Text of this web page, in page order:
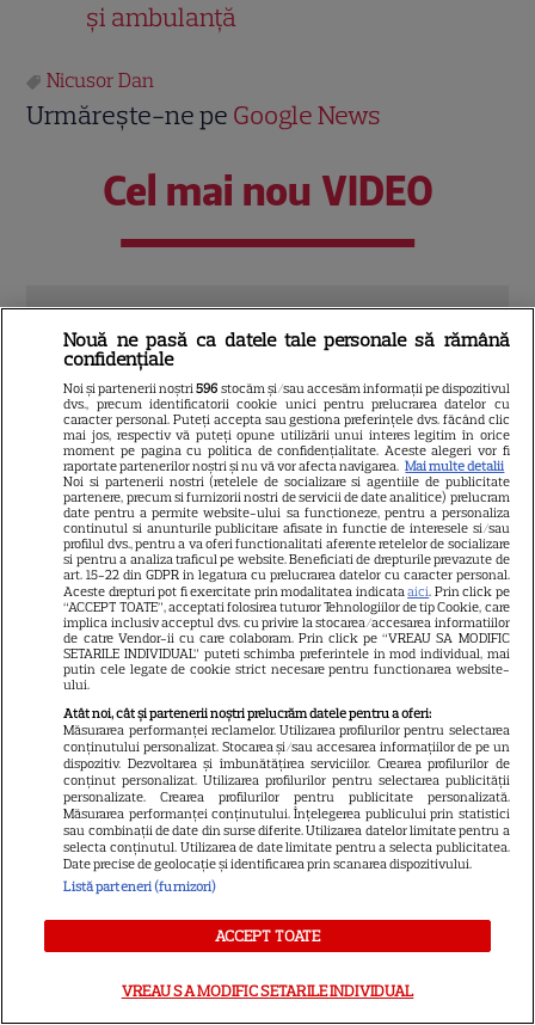
și ambulanță
Nicusor Dan
Urmărește-ne pe Google News
Cel mai nou VIDEO
PE ACELAȘI SUBIECT
Mirabela Grădinaru, apariție elegantă la
Cotroceni. Ținuta aleasă alături de
Nicușor Dan a atras atenția
Citește mai multe
Actorii turci ai
momentului
12
SERIALE TURCEŞTI
Demet Özdemir, vedeta din
„Fata din vis”, are o poveste
impresionantă. Cum a ajuns
una dintre cele mai iubite
actrițe din Turcia
Nouă ne pasă ca datele tale personale să rămână
confidențiale
Noi și partenerii noștri596 stocăm și/sau accesăm informații pe dispozitivul
dvs., precum identificatorii cookie unici pentru prelucrarea datelor cu
caracter personal. Puteți accepta sau gestiona preferințele dvs. făcând clic
mai jos, respectiv vă puteți opune utilizării unui interes legitim în orice
moment pe pagina cu politica de confidențialitate. Aceste alegeri vor fi
raportate partenerilor noștri și nu vă vor afecta navigarea. Mai multe detalii
Noi si partenerii nostri (retelele de socializare si agentiile de publicitate
partenere, precum si furnizorii nostri de servicii de date analitice) prelucram
date pentru a permite website-ului sa functioneze, pentru a personaliza
continutul si anunturile publicitare afisate in functie de interesele si/sau
profilul dvs., pentru a va oferi functionalitati aferente retelelor de socializare
si pentru a analiza traficul pe website. Beneficiati de drepturile prevazute de
art. 15-22 din GDPR in legatura cu prelucrarea datelor cu caracter personal.
Aceste drepturi pot fi exercitate prin modalitatea indicataaici. Prin click pe
“ACCEPT TOATE”, acceptati folosirea tuturor Tehnologiilor de tip Cookie, care
implica inclusiv acceptul dvs. cu privire la stocarea/accesarea informatiilor
de catre Vendor-ii cu care colaboram. Prin click pe “VREAU SA MODIFIC
SETARILE INDIVIDUAL” puteti schimba preferintele in mod individual, mai
putin cele legate de cookie strict necesare pentru functionarea website-
ului.
Atât noi, cât și partenerii noștri prelucrăm datele pentru a oferi:
Măsurarea performanței reclamelor. Utilizarea profilurilor pentru selectarea
conținutului personalizat. Stocarea și/sau accesarea informațiilor de pe un
dispozitiv. Dezvoltarea și îmbunătățirea serviciilor. Crearea profilurilor de
conținut personalizat. Utilizarea profilurilor pentru selectarea publicității
personalizate. Crearea profilurilor pentru publicitate personalizată.
Măsurarea performanței conținutului. Înțelegerea publicului prin statistici
sau combinații de date din surse diferite. Utilizarea datelor limitate pentru a
selecta conținutul. Utilizarea de date limitate pentru a selecta publicitatea.
Date precise de geolocație și identificarea prin scanarea dispozitivului.
Listă parteneri (furnizori)
ACCEPT TOATE
VREAU SA MODIFIC SETARILE INDIVIDUAL